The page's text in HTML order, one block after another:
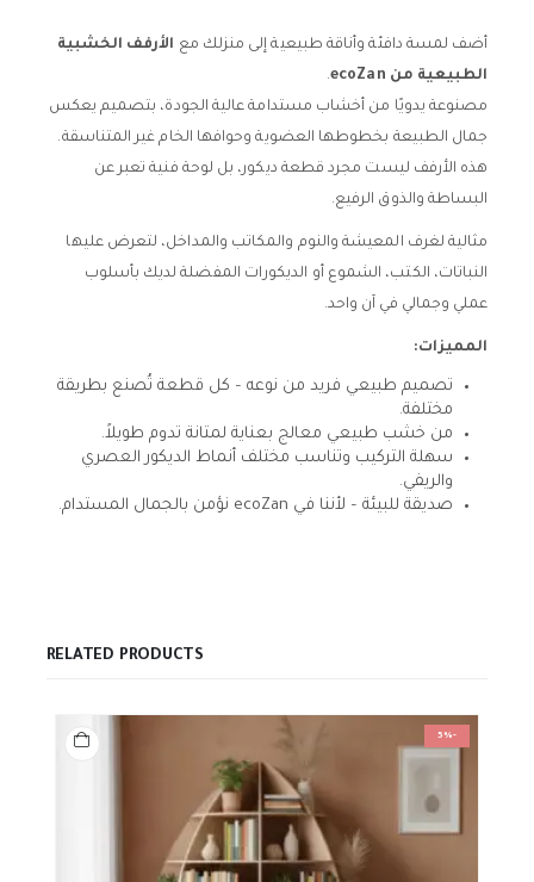
أضف لمسة دافئة وأناقة طبيعية إلى منزلك مع الأرفف الخشبية
الطبيعية من ecoZan
.
مصنوعة يدويًا من أخشاب مستدامة عالية الجودة، بتصميم يعكس
جمال الطبيعة بخطوطها العضوية وحوافها الخام غير المتناسقة.
هذه الأرفف ليست مجرد قطعة ديكور، بل لوحة فنية تعبر عن
البساطة والذوق الرفيع.
مثالية لغرف المعيشة والنوم والمكاتب والمداخل، لتعرض عليها
النباتات، الكتب، الشموع أو الديكورات المفضلة لديك بأسلوب
عملي وجمالي في آن واحد.
المميزات:
تصميم طبيعي فريد من نوعه – كل قطعة تُصنع بطريقة
مختلفة.
من خشب طبيعي معالج بعناية لمتانة تدوم طويلاً.
سهلة التركيب وتناسب مختلف أنماط الديكور العصري
والريفي.
صديقة للبيئة – لأننا في ecoZan نؤمن بالجمال المستدام.
RELATED PRODUCTS
-5%